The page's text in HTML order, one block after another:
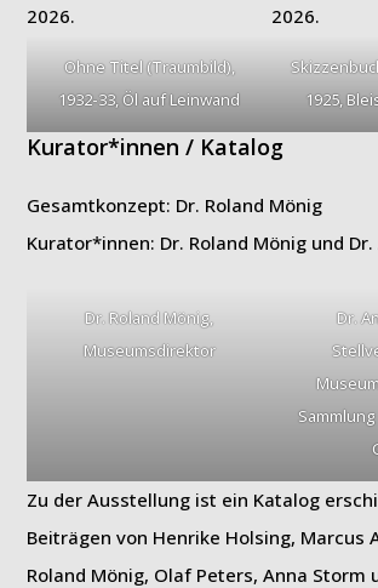
Ohne Titel (Traumbild),
1932-33, Öl auf Leinwand
1925,
Kurator*innen / Katalog
Gesamtkonzept: Dr. Roland Mönig
Kurator*innen: Dr. Roland Mönig und
Dr. Roland Mönig,
Museumsdirektor
Dr.
Zu der Ausstellung ist ein Katalog
Beiträgen von Henrike Holsing, Marcus
Roland Mönig, Olaf Peters, Anna Storm